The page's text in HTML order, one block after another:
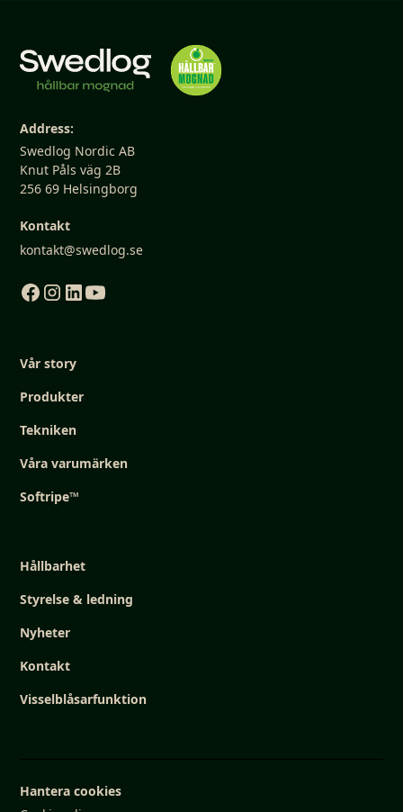
Address:
Swedlog Nordic AB
Knut Påls väg 2B
256 69 Helsingborg
Kontakt
kontakt@swedlog.se
Vår story
Produkter
Tekniken
Våra varumärken
Softripe™
Hållbarhet
Styrelse & ledning
Nyheter
Kontakt
Visselblåsarfunktion
Hantera cookies